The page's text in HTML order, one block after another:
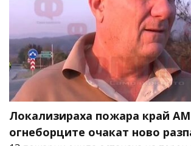
Локализираха пожара край
огнеборците очакат ново